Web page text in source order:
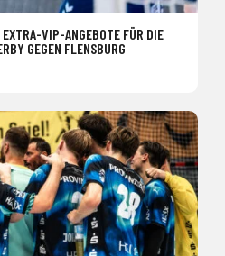
VIP-ANGEBOTE FÜR DIE
GEGEN FLENSBURG